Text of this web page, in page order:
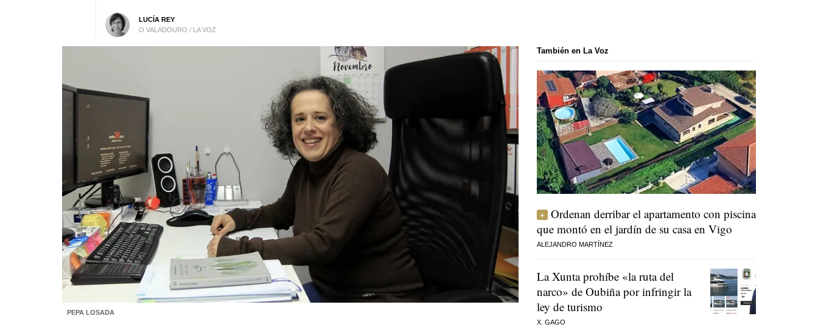
LUCÍA REY
O VALADOURO / LA VOZ
PEPA LOSADA
También en La Voz
Ordenan derribar el apartamento con piscina
que montó en el jardín de su casa en Vigo
ALEJANDRO MARTÍNEZ
La Xunta prohíbe «la ruta del
narco» de Oubiña por infringir la
ley de turismo
X. GAGO